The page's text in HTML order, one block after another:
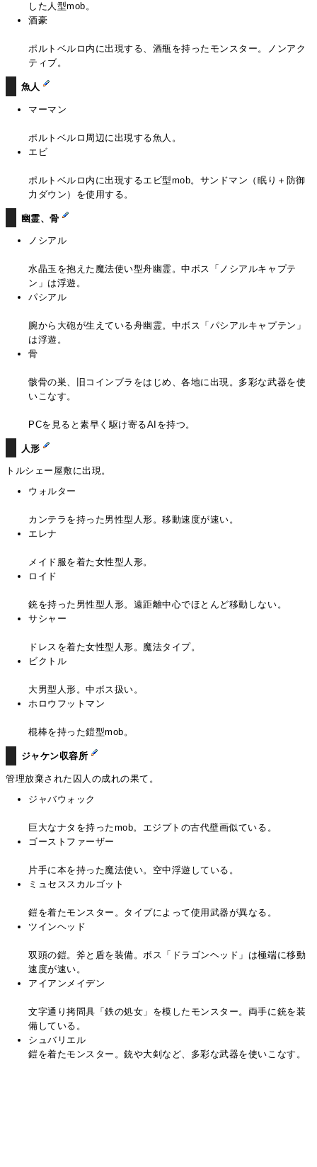
した人型mob。
酒豪
ポルトベルロ内に出現する、酒瓶を持ったモンスター。ノンアク
ティブ。
魚人
マーマン
ポルトベルロ周辺に出現する魚人。
エビ
ポルトベルロ内に出現するエビ型mob。サンドマン（眠り＋防御
力ダウン）を使用する。
幽霊、骨
ノシアル
水晶玉を抱えた魔法使い型舟幽霊。中ボス「ノシアルキャプテ
ン」は浮遊。
パシアル
腕から大砲が生えている舟幽霊。中ボス「パシアルキャプテン」
は浮遊。
骨
骸骨の巣、旧コインブラをはじめ、各地に出現。多彩な武器を使
いこなす。
PCを見ると素早く駆け寄るAIを持つ。
人形
トルシェー屋敷に出現。
ウォルター
カンテラを持った男性型人形。移動速度が速い。
エレナ
メイド服を着た女性型人形。
ロイド
銃を持った男性型人形。遠距離中心でほとんど移動しない。
サシャー
ドレスを着た女性型人形。魔法タイプ。
ビクトル
大男型人形。中ボス扱い。
ホロウフットマン
棍棒を持った鎧型mob。
ジャケン収容所
管理放棄された囚人の成れの果て。
ジャバウォック
巨大なナタを持ったmob。エジプトの古代壁画似ている。
ゴーストファーザー
片手に本を持った魔法使い。空中浮遊している。
ミュセススカルゴット
鎧を着たモンスター。タイプによって使用武器が異なる。
ツインヘッド
双頭の鎧。斧と盾を装備。ボス「ドラゴンヘッド」は極端に移動
速度が速い。
アイアンメイデン
文字通り拷問具「鉄の処女」を模したモンスター。両手に銃を装
備している。
シュバリエル
鎧を着たモンスター。銃や大剣など、多彩な武器を使いこなす。